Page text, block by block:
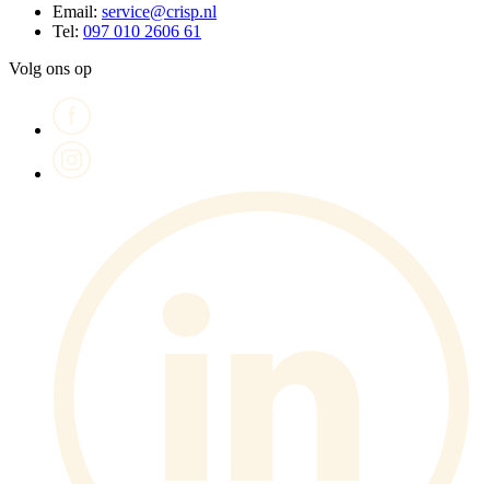
Email: service@crisp.nl
Tel: 097 010 2606 61
Volg ons op